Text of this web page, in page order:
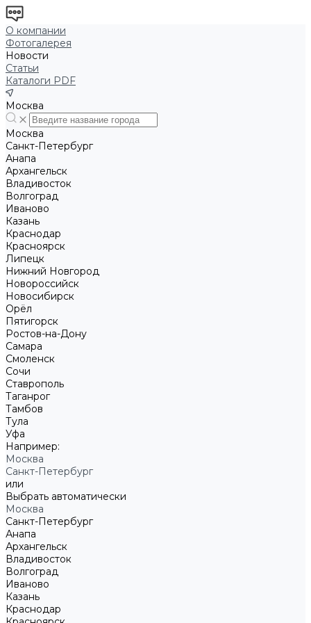
О компании
Фотогалерея
Новости
Статьи
Каталоги PDF
Москва
Москва
Санкт-Петербург
Анапа
Архангельск
Владивосток
Волгоград
Иваново
Казань
Краснодар
Красноярск
Липецк
Нижний Новгород
Новороссийск
Новосибирск
Орёл
Пятигорск
Ростов-на-Дону
Самара
Смоленск
Сочи
Ставрополь
Таганрог
Тамбов
Тула
Уфа
Например:
Москва
Санкт-Петербург
или
Выбрать автоматически
Москва
Санкт-Петербург
Анапа
Архангельск
Владивосток
Волгоград
Иваново
Казань
Краснодар